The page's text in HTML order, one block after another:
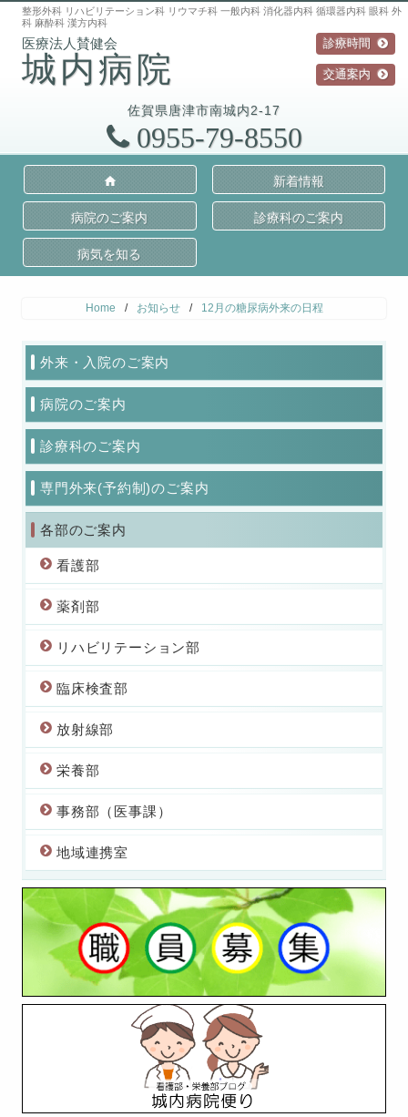
城内病院
整形外科 リハビリテーション科 リウマチ科 一般内科 消化器内科 循環器内科 眼科 外
科 麻酔科 漢方内科
佐賀県唐津市南城内2-17
0955-79-8550
診療時間
交通案内
新着情報
病院のご案内 診療科のご案内
病気を知る
Home / お知らせ / 12月の糖尿病外来の日程
外来・入院のご案内
病院のご案内
診療科のご案内
専門外来(予約制)のご案内
各部のご案内
看護部
薬剤部
リハビリテーション部
臨床検査部
放射線部
栄養部
事務部（医事課）
地域連携室